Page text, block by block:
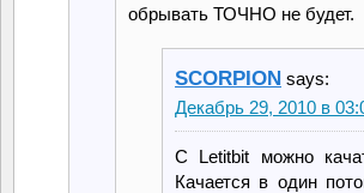
обрывать ТОЧНО не будет.
SCORPION says:
Декабрь 29, 2010 в
С Letitbit можно
Качается в один